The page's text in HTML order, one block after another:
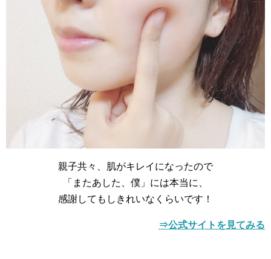
親子共々、肌がキレイになったので
「またあした、僕」には本当に、
感謝してもしきれいなくらいです！
⇒公式サイトを見てみる